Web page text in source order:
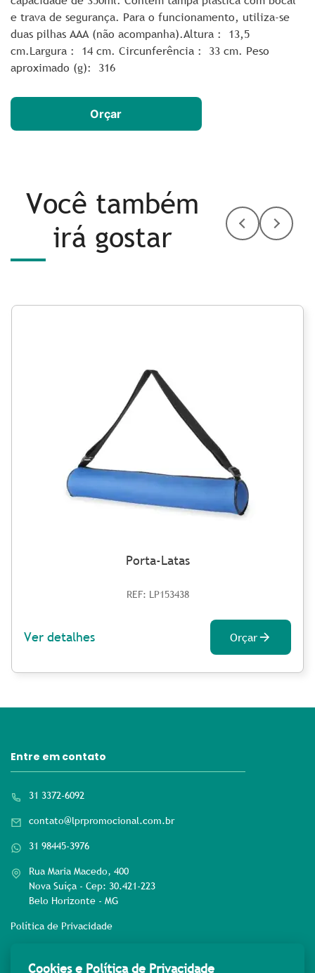
e trava de segurança. Para o funcionamento, utiliza-se
duas pilhas AAA (não acompanha).Altura : 13,5
cm.Largura : 14 cm. Circunferência : 33 cm. Peso
aproximado (g): 316
Orçar
Você também
irá gostar
Porta-Latas
REF: LP153438
Ver detalhes Orçar
Entre em contato
31 3372-6092
contato@lprpromocional.com.br
31 98445-3976
Rua Maria Macedo, 400
Nova Suíça - Cep: 30.421-223
Belo Horizonte - MG
Política de Privacidade
Rede sociais
Cookies e Política de Privacidade